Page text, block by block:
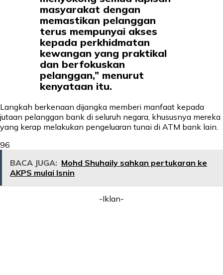
masyarakat dengan
memastikan pelanggan
terus mempunyai akses
kepada perkhidmatan
kewangan yang praktikal
dan berfokuskan
pelanggan,” menurut
kenyataan itu.
Langkah berkenaan dijangka memberi manfaat kepada
jutaan pelanggan bank di seluruh negara, khususnya mereka
yang kerap melakukan pengeluaran tunai di ATM bank lain.
96
BACA JUGA: Mohd Shuhaily sahkan pertukaran ke
AKPS mulai Isnin
-Iklan-